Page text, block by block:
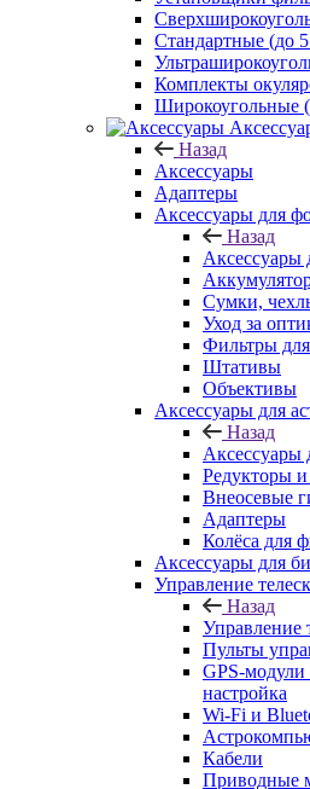
Стандартные (до
Комплекты
Широкоугольные
Назад
Аксессуары
Адаптеры
Аксессуары для
Назад
Аксессуары
Сумки,
Уход за
Фильтры
Штативы
Объективы
Аксессуары для
Назад
Аксессуары
Редукторы
Внеосевые
Адаптеры
Колёса для
Аксессуары для
Управление
Назад
Управление
Пульты
GPS-модули
настройка
Wi-Fi и
Кабели
Приводные